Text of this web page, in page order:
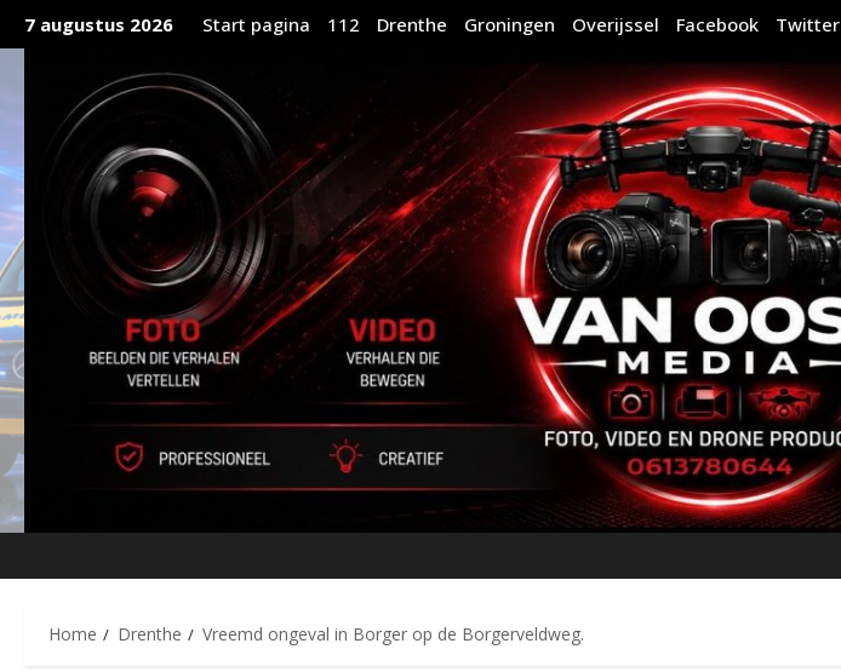
naar
7 augustus 2026 Start pagina 112 Drenthe Groningen Overijssel Facebook Twitter
Home Drenthe Vreemd ongeval in Borger op de Borgerveldweg.